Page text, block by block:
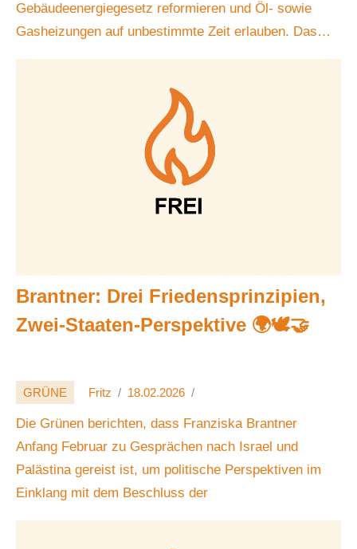
Gebäudeenergiegesetz reformieren und Öl- sowie
Gasheizungen auf unbestimmte Zeit erlauben. Das
Brantner: Drei Friedensprinzipien,
Zwei-Staaten-Perspektive 🌍🕊️🤝
GRÜNE Fritz 18.02.2026
Die Grünen berichten, dass Franziska Brantner
Anfang Februar zu Gesprächen nach Israel und
Palästina gereist ist, um politische Perspektiven im
Einklang mit dem Beschluss der